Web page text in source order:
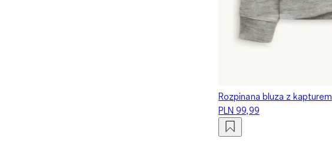
Rozpinana bluza z kapturem
PLN 99,99